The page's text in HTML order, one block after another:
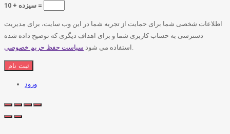
سیزده + 10 =
اطلاعات شخصی شما برای حمایت از تجربه شما در این وب سایت، برای مدیریت
دسترسی به حساب کاربری شما و برای اهداف دیگری که توضیح داده شده
استفاده می شود سیاست حفظ حریم خصوصی .
ورود